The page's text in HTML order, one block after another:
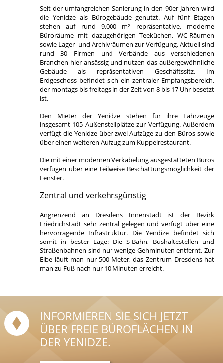
Seit der umfangreichen Sanierung in den 90er Jahren wird
die Yenidze als Bürogebäude genutzt. Auf fünf Etagen
stehen auf rund 9.000 m² repräsentative, moderne
Büroräume mit dazugehörigen Teeküchen, WC-Räumen
sowie Lager- und Archivräumen zur Verfügung. Aktuell sind
rund 30 Firmen und Verbände aus verschiedenen
Branchen hier ansässig und nutzen das außergewöhnliche
Gebäude als repräsentativen Geschäftssitz. Im
Erdgeschoss befindet sich ein zentraler Empfangsbereich,
der montags bis freitags in der Zeit von 8 bis 17 Uhr besetzt
ist.
Den Mieter der Yenidze stehen für ihre Fahrzeuge
insgesamt 105 Außenstellplätze zur Verfügung. Außerdem
verfügt die Yenidze über zwei Aufzüge zu den Büros sowie
über einen weiteren Aufzug zum Kuppelrestaurant.
Die mit einer modernen Verkabelung ausgestatteten Büros
verfügen über eine teilweise Beschattungsmöglichkeit der
Fenster.
Zentral und verkehrsgünstig
Angrenzend an Dresdens Innenstadt ist der Bezirk
Friedrichstadt sehr zentral gelegen und verfügt über eine
hervorragende Infrastruktur. Die Yendize befindet sich
somit in bester Lage: Die S-Bahn, Bushaltestellen und
Straßenbahnen sind nur wenige Gehminuten entfernt. Zur
Elbe läuft man nur 500 Meter, das Zentrum Dresdens hat
man zu Fuß nach nur 10 Minuten erreicht.
INFORMIEREN SIE SICH JETZT
ÜBER FREIE BÜROFLÄCHEN IN
DER YENIDZE.